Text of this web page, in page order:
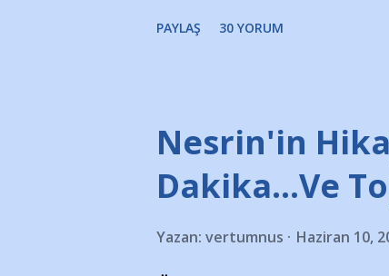
stadı önünde yaklaşık
takımlarının Futbol
görmek istemediklerini
bildiriyordu.. Bu grup
PAYLAŞ 30 YORUM
Nesrin'in
Dakika…Ve
Yazan: vertumnus Haziran 10,